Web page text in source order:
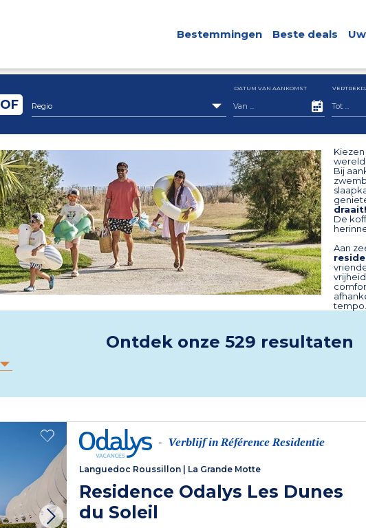
Bestemmingen Beste deals
Regio
OF
DATUM VAN AANKOMST
wereld
Bij
draait!
De
Aan
Ontdek onze 529 resultaten
- Verblijf in Référence Residentie
Languedoc Roussillon La Grande Motte
Residence Odalys Les Dunes
du Soleil